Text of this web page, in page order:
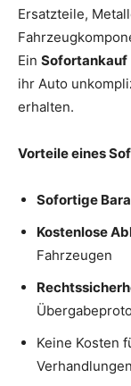
Ersatzteile,
Ein Sofortankauf
ihr Auto
erhalten.
Vorteile eines
Sofortige
Kostenlose
Fahrzeugen
Keine Kosten
Verhandlungen